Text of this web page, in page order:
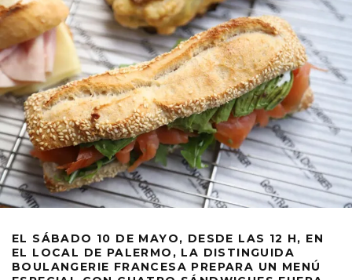
EL SÁBADO 10 DE MAYO, DESDE LAS 12 H, EN
EL LOCAL DE PALERMO, LA DISTINGUIDA
BOULANGERIE FRANCESA PREPARA UN MENÚ